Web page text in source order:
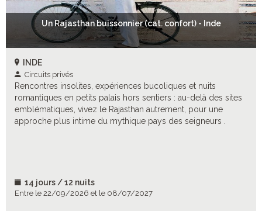
Un Rajasthan buissonnier (cat. confort) - Inde
INDE
Circuits privés
Rencontres insolites, expériences bucoliques et nuits
romantiques en petits palais hors sentiers : au-delà des sites
emblématiques, vivez le Rajasthan autrement, pour une
approche plus intime du mythique pays des seigneurs .
14 jours / 12 nuits
Entre le 22/09/2026 et le 08/07/2027